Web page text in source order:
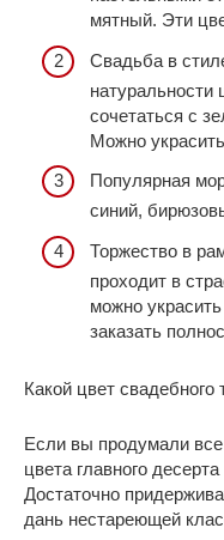
мятный. Эти
Свадьба в
натуральности
сочетаться с
Можно
Популярная
синий,
Торжество в
проходит в
можно
заказать
Какой цвет свадебного
Если вы продумали
цвета главного
Достаточно
дань нестареющей